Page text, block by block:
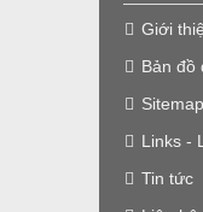
Giới
Bản đồ
Links -
Tin tức